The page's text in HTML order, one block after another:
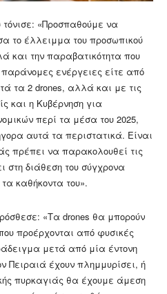
«Προσπαθούμε να
το έλλειμμα του προσωπικού
και την παραβατικότητα που
ενέργειες είτε από
τα 2 drones, αλλά και με τις
και η Κυβέρνηση για
περί τα μέσα του 2025,
αυτά τα περιστατικά. Είναι
πρέπει να παρακολουθεί τις
στη διάθεση του σύγχρονα
καθήκοντα του».
«Τα drones θα μπορούν
προέρχονται από φυσικές
μετά από μία έντονη
Πειραιά έχουν πλημμυρίσει, ή
πυρκαγιάς θα έχουμε άμεση